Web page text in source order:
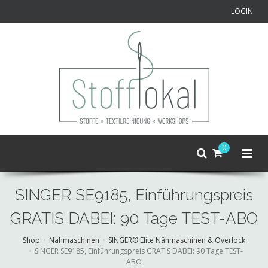
LOGIN
0
SINGER SE9185, Einführungspreis
GRATIS DABEI: 90 Tage TEST-ABO
Shop Nähmaschinen
SINGER® Elite Nähmaschinen & Overlock
SINGER SE9185, Einführungspreis GRATIS DABEI: 90 Tage TEST-
ABO